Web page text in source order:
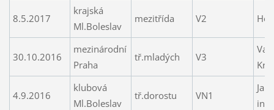
8.5.2017
krajská
Ml.Boleslav
mezitřída V2
30.10.2016
mezinárodní
Praha
tř.mladých V3
4.9.2016
klubová
Ml.Boleslav
tř.dorostu VN1
ing.